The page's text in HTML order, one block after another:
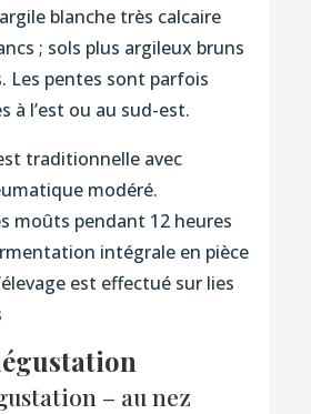
blanche très calcaire
; sols plus argileux bruns
Les pentes sont parfois
à l’est ou au sud-est.
traditionnelle avec
modéré.
moûts pendant 12 heures
intégrale en pièce
est effectué sur lies
– au nez